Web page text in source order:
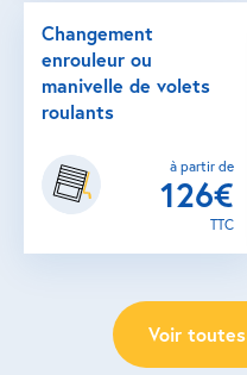
Changement
enrouleur ou
manivelle de volets
roulants
à partir de
126€
TTC
Voir